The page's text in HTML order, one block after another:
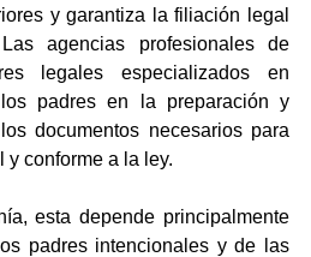
y garantiza la filiación legal
agencias profesionales de
legales especializados en
padres en la preparación y
documentos necesarios para
y conforme a la ley.
esta depende principalmente
padres intencionales y de las